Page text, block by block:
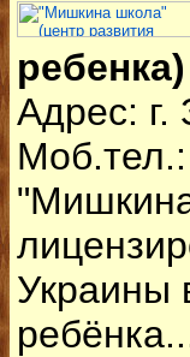
ребенка)
Адрес:
Украины